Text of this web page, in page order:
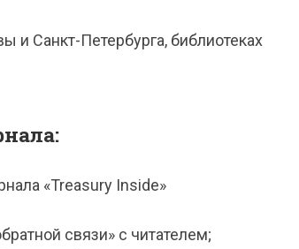
и Санкт-Петербурга, библиотеках
«Treasury Inside»
связи» с читателем;